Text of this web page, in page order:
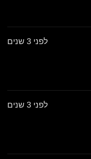
לפני 3 שנים
לפני 3 שנים